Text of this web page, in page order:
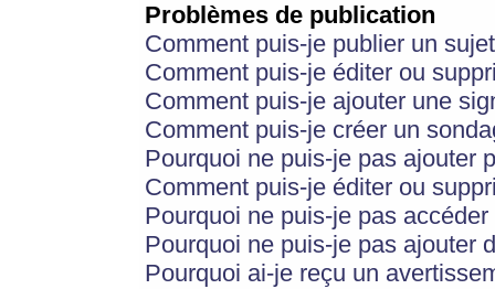
Problèmes de publication
Comment puis-je publier un
Comment puis-je éditer ou
Comment puis-je ajouter une
Comment puis-je créer un
Pourquoi ne puis-je pas ajouter
Comment puis-je éditer ou
Pourquoi ne puis-je pas
Pourquoi ne puis-je pas ajouter
Pourquoi ai-je reçu un